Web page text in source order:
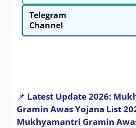
Telegram
Channel
📌 Latest Update 2026:
Gramin Awas Yojana List
Mukhyamantri Gramin